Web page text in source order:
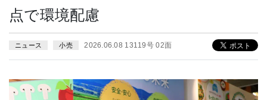
点で環境配慮
ニュース 小売 2026.06.08 13119号 02面